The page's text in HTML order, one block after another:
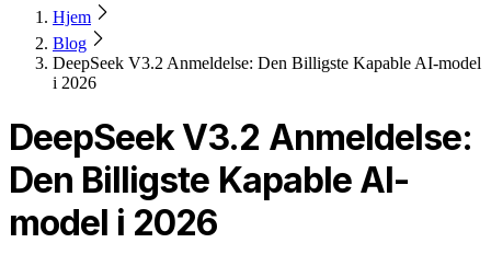
Hjem
Blog
DeepSeek V3.2 Anmeldelse: Den Billigste Kapable AI-model
i 2026
DeepSeek V3.2 Anmeldelse:
Den Billigste Kapable AI-
model i 2026